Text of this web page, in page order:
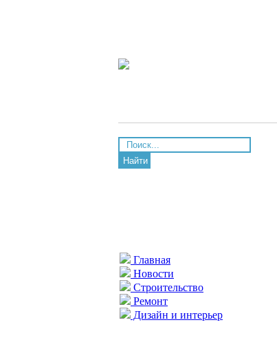
Найти
Главная
Новости
Строительство
Ремонт
Дизайн и интерьер